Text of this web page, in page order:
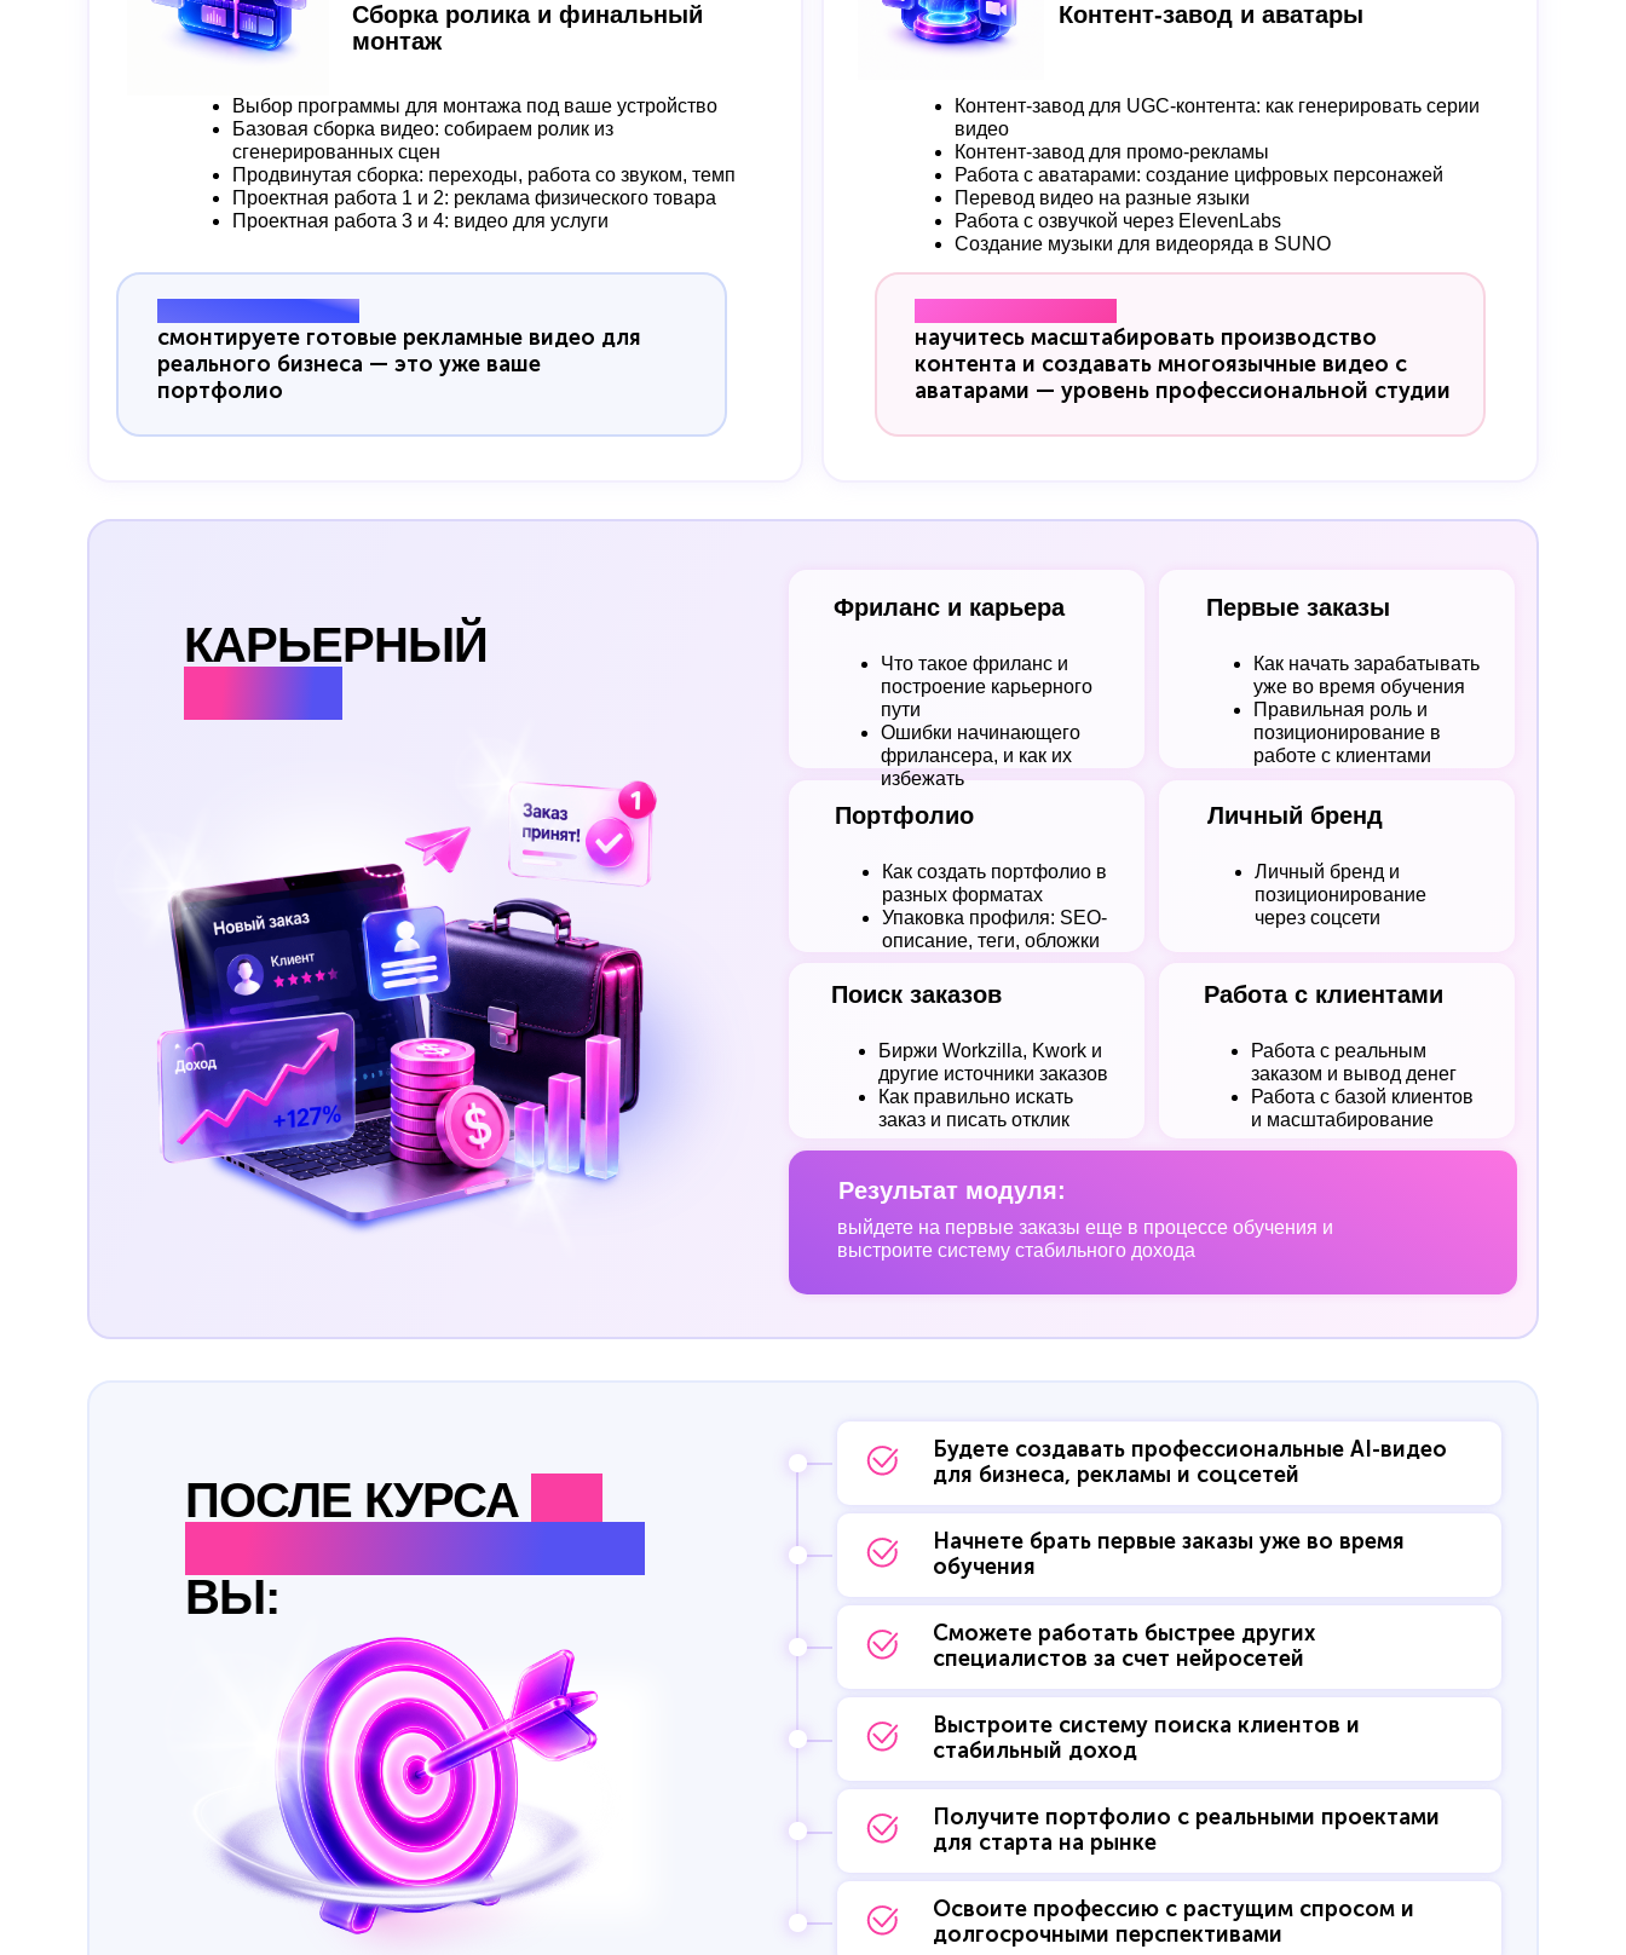
Сборка ролика и финальный
монтаж
Выбор программы для монтажа под ваше устройство
Базовая сборка видео: собираем ролик из
сгенерированных сцен
Продвинутая сборка: переходы, работа со звуком, темп
Проектная работа 1 и 2: реклама физического товара
Проектная работа 3 и 4: видео для услуги
Результат модуля:
смонтируете готовые рекламные видео для
реального бизнеса — это уже ваше
портфолио
Контент-завод и аватары
Контент-завод для UGC-контента: как генерировать серии
видео
Контент-завод для промо-рекламы
Работа с аватарами: создание цифровых персонажей
Перевод видео на разные языки
Работа с озвучкой через ElevenLabs
Создание музыки для видеоряда в SUNO
научитесь масштабировать производство
контента и создавать многоязычные видео с
аватарами — уровень профессиональной студии
КАРЬЕРНЫЙ
Фриланс и карьера
Что такое фриланс и
построение карьерного
пути
Ошибки начинающего
фрилансера, и как их
избежать
Первые заказы
Как начать зарабатывать
уже во время обучения
Правильная роль и
позиционирование в
работе с клиентами
Портфолио
Как создать портфолио в
разных форматах
Упаковка профиля: SEO-
описание, теги, обложки
Личный бренд
Личный бренд и
позиционирование
через соцсети
Поиск заказов
Биржи Workzilla, Kwork и
другие источники заказов
Как правильно искать
заказ и писать отклик
Работа с клиентами
Работа с реальным
заказом и вывод денег
Работа с базой клиентов
и масштабирование
Результат модуля:
выйдете на первые заказы еще в процессе обучения и
выстроите систему стабильного дохода
ПОСЛЕ КУРСА
ВЫ:
Будете создавать профессиональные AI-видео
для бизнеса, рекламы и соцсетей
Начнете брать первые заказы уже во время
обучения
Сможете работать быстрее других
специалистов за счет нейросетей
Выстроите систему поиска клиентов и
стабильный доход
Получите портфолио с реальными проектами
для старта на рынке
Освоите профессию с растущим спросом и
долгосрочными перспективами